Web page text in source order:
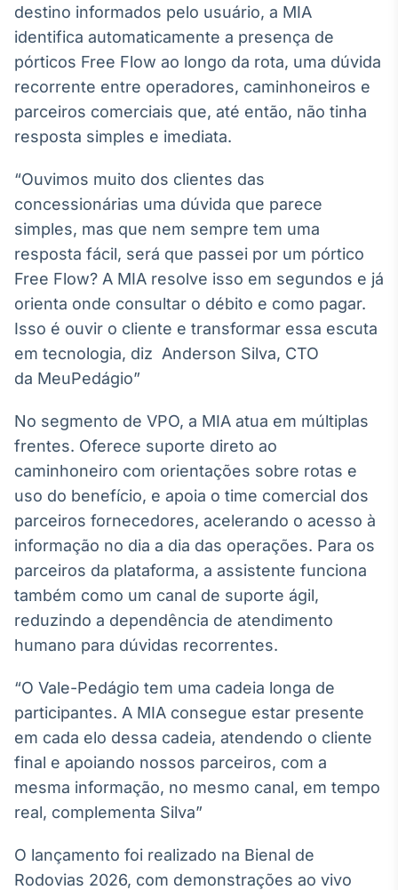
IA
Em breve
Em breve
Gestão de
Investimentos
Em breve
Tokenização
de ativos
Em breve
Crédito
Em breve
destino informados pelo usuário, a MIA
identifica automaticamente a presença de
pórticos Free Flow ao longo da rota, uma dúvida
recorrente entre operadores, caminhoneiros e
parceiros comerciais que, até então, não tinha
resposta simples e imediata.
“Ouvimos muito dos clientes das
concessionárias uma dúvida que parece
simples, mas que nem sempre tem uma
resposta fácil, será que passei por um pórtico
Free Flow? A MIA resolve isso em segundos e já
orienta onde consultar o débito e como pagar.
Isso é ouvir o cliente e transformar essa escuta
em tecnologia, diz Anderson Silva, CTO
da MeuPedágio”
No segmento de VPO, a MIA atua em múltiplas
frentes. Oferece suporte direto ao
caminhoneiro com orientações sobre rotas e
uso do benefício, e apoia o time comercial dos
parceiros fornecedores, acelerando o acesso à
informação no dia a dia das operações. Para os
parceiros da plataforma, a assistente funciona
também como um canal de suporte ágil,
reduzindo a dependência de atendimento
humano para dúvidas recorrentes.
“O Vale-Pedágio tem uma cadeia longa de
participantes. A MIA consegue estar presente
em cada elo dessa cadeia, atendendo o cliente
final e apoiando nossos parceiros, com a
mesma informação, no mesmo canal, em tempo
real, complementa Silva”
O lançamento foi realizado na Bienal de
Rodovias 2026, com demonstrações ao vivo